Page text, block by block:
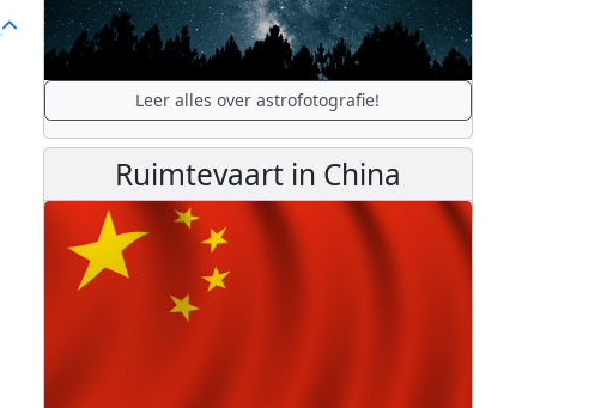
Leer alles over astrofotografie!
Ruimtevaart in China